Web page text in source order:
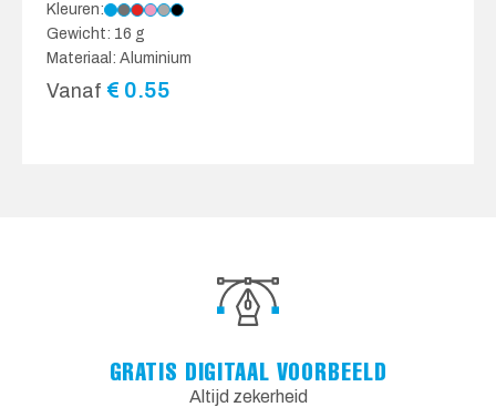
Kleuren:
Gewicht: 16 g
Materiaal: Aluminium
Vanaf € 0.55
GRATIS DIGITAAL VOORBEELD
Altijd zekerheid